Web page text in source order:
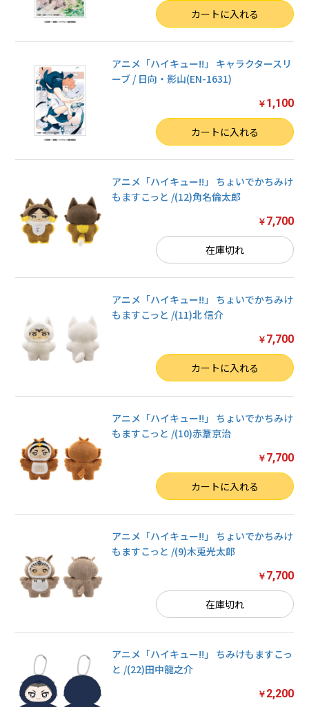
カートに入れる
アニメ「ハイキュー!!」 キャラクタースリ
ーブ / 日向・影山(EN-1631)
￥ 1,100
カートに入れる
アニメ「ハイキュー!!」 ちょいでかちみけ
もますこっと /(12)角名倫太郎
￥ 7,700
在庫切れ
アニメ「ハイキュー!!」 ちょいでかちみけ
もますこっと /(11)北 信介
￥ 7,700
カートに入れる
アニメ「ハイキュー!!」 ちょいでかちみけ
もますこっと /(10)赤葦京治
￥ 7,700
カートに入れる
アニメ「ハイキュー!!」 ちょいでかちみけ
もますこっと /(9)木兎光太郎
￥ 7,700
在庫切れ
アニメ「ハイキュー!!」 ちみけもますこっ
と /(22)田中龍之介
￥ 2,200
お買い物を続ける
カートへ進む